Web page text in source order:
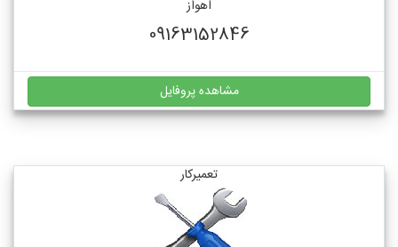
اهواز
09163152846
مشاهده پروفایل
تعمیرکار